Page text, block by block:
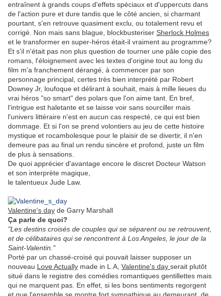
entraînent à grands coups d'effets spéciaux et d'uppercuts dans
de l'action pure et dure tandis que le côté ancien, si charmant
pourtant, s'en retrouve quasiment exclu, ou totalement revu et
corrigé. Non mais sans blague, blockbusteriser Sherlock Holmes
et le transformer en super-héros était-il vraiment au programme?
Et s'il n'était pas non plus question de tourner une pâle copie des
romans, l'éloignement avec les textes d'origine tout au long du
film m'a franchement dérangé, à commencer par son
personnage principal, certes très bien interprété par Robert
Downey Jr, loufoque et délirant à souhait, mais à mille lieues du
vrai héros "so smart" des polars que l'on aime tant. En bref,
l'intrigue est haletante et se laisse voir sans sourciller mais
l'univers littéraire n'est en aucun cas respecté, ce qui est bien
dommage. Et si l'on se prend volontiers au jeu de cette histoire
mystique et rocambolesque pour le plaisir de se divertir, il n'en
demeure pas au final un rendu sincère et profond, juste un film
de plus à sensations.
De quoi apprécier d'avantage encore le discret Docteur Watson
et son interprète magique,
le talentueux Jude Law.
Valentine's day de Garry Marshall
Ça parle de quoi?
"Les destins croisés de couples qui se séparent ou se retrouvent,
et de célibataires qui se rencontrent à Los Angeles, le jour de la
Saint-Valentin."
Porté par un chassé-croisé qui pouvait laisser supposer un
nouveau Love Actually made in L.A, Valentine's day serait plutôt
situé dans le registre des comédies romantiques gentillettes mais
qui ne marquent pas. En effet, si les bons sentiments regorgent